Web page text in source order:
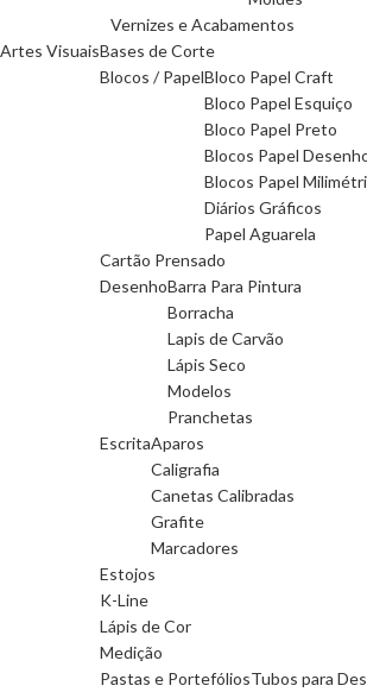
Vernizes e Acabamentos
Artes VisuaisBases de Corte
Blocos / PapelBloco Papel Craft
Bloco Papel Esquiço
Bloco Papel Preto
Blocos Papel
Blocos Papel
Diários Gráficos
Papel Aguarela
Cartão Prensado
DesenhoBarra Para Pintura
Borracha
Lapis de Carvão
Lápis Seco
Modelos
Pranchetas
EscritaAparos
Caligrafia
Canetas Calibradas
Grafite
Marcadores
Estojos
K-Line
Lápis de Cor
Medição
Pastas e PortefóliosTubos para